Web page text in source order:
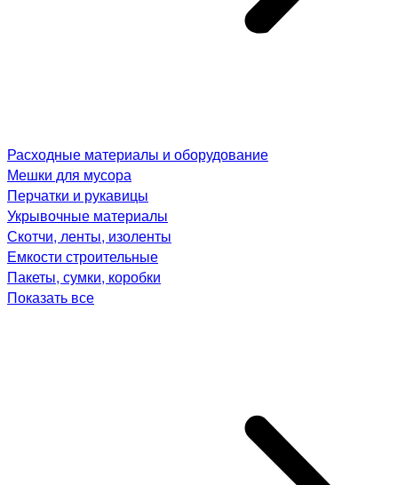
Расходные материалы и оборудование
Мешки для мусора
Перчатки и рукавицы
Укрывочные материалы
Скотчи, ленты, изоленты
Емкости строительные
Пакеты, сумки, коробки
Показать все